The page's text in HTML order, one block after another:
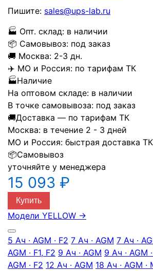
Пишите: sales@ups-lab.ru
🏭 Опт. склад: в наличии
📦 Самовывоз: под заказ
🚚 Москва: 2-3 дн.
✈️ МО и Россия: по тарифам ТК
🏭Наличие
На оптовом складе: в наличии
В точке самовывоза: под заказ
🚚Доставка — по тарифам ТК
Москва: в течение 2 - 3 дней
МО и Россия: быстрая доставка ТК
📦Самовывоз
уточняйте у менеджера
15 093 ₽
Купить
Модели YELLOW →
5 Ач · AGM · F2 7 Ач · AGM 7 Ач ·
AGM · F1, F2 9 Ач · AGM 9 Ач · AGM
AGM · F2 12 Ач · AGM 18 Ач · AGM ·